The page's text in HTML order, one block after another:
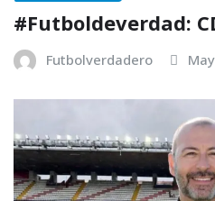
#Futboldeverdad:
Futbolverdadero